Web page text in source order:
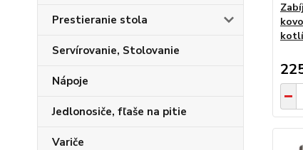
Prestieranie stola
Servírovanie, Stolovanie
Nápoje
Jedlonosiče, fľaše na pitie
Variče